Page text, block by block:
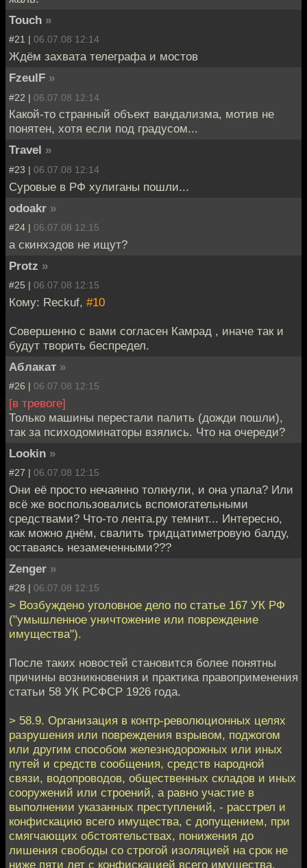
Touch »
#21 | 06.07.08 12:14
Ждём захвата телеграфа и мостов
FzeulF »
#22 | 06.07.08 12:14
Какой-то странный объект вандализма, мотив не
понятен, хотя если под градусом...
Travel »
#23 | 06.07.08 12:14
Суровые в РФ хулиганы пошли...
odoakr »
#24 | 06.07.08 12:15
а скинхэдов не ищут?
Protz »
#25 | 06.07.08 12:15
Кому: Reckuf, #10
Совершенно с вами согласен Камрад , иначе так и
будут творить беспредел.
Аблакат »
#26 | 06.07.08 12:15
[в тревоге]
Только машины перестали палить (дожди пошли),
так за психодоминаторы взялись. Что на очереди?
Lookin »
#27 | 06.07.08 12:15
Они её просто нечаянно толкнули, и она упала? Или
всё же воспользовались вспомогательными
средствами? Что-то лента.ру темнит... Интересно,
как можно днём, свалить тридцатиметровую балду,
оставаясь незамеченными???
Zenger »
#28 | 06.07.08 12:15
> Возбуждено уголовное дело по статье 167 УК РФ
("умышленное уничтожение или повреждение
имущества").
После таких новостей становится более понятны
причины возникновения и практика правоприменения
статьи 58 УК РСФСР 1926 года.
> 58.9. Организация в контр-революционных целях
разрушения или повреждения взрывом, поджогом
или другим способом железнодорожных или иных
путей и средств сообщения, средств народной
связи, водопроводов, общественных складов и иных
сооружений или строений, а равно участие в
выполнении указанных преступлений, - расстрел и
конфискацию всего имущества, с допущением, при
смягчающих обстоятельствах, понижения до
лишения свободы со строгой изоляцией на срок не
ниже пяти лет с конфискацией всего имущества.